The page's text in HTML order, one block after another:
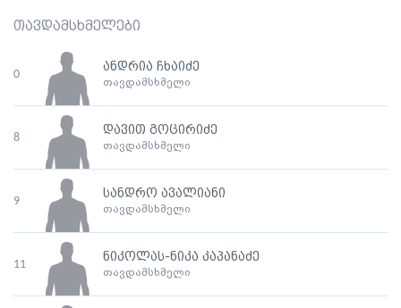
თავდამსხმელები
0
ანდრია ჩხაიძე
თავდამსხმელი
8
დავით გოცირიძე
თავდამსხმელი
9
სანდრო ავალიანი
თავდამსხმელი
11
ნიკოლას-ნიკა კაპანაძე
თავდამსხმელი